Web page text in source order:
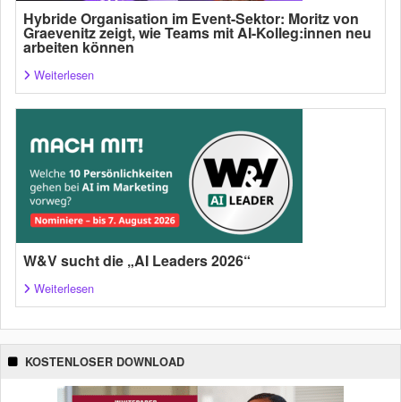
Hybride Organisation im Event-Sektor: Moritz von
Graevenitz zeigt, wie Teams mit AI-Kolleg:innen neu
arbeiten können
Weiterlesen
W&V sucht die „AI Leaders 2026“
Weiterlesen
KOSTENLOSER DOWNLOAD